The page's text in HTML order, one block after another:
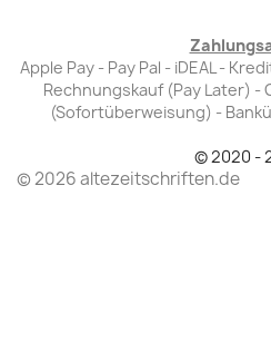
Apple Pay - Pay Pal - iDEAL -
Rechnungskauf (Pay Later) -
(Sofortüberweisung) -
© 2020 -
© 2026 altezeitschriften.de